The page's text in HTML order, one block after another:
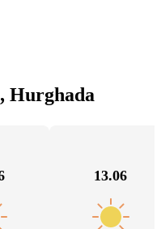
Hurghada
13.06